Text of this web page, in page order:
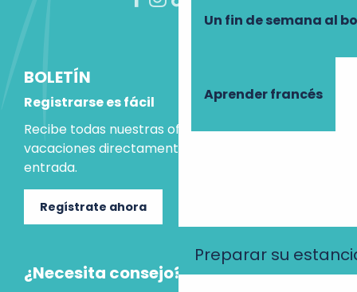
Un fin de semana al
Aprender francés
Preparar su
BOLETÍN
Registrarse es fácil
Recibe todas nuestras ofertas e ideas para las
vacaciones directamente en tu bandeja de
entrada.
Regístrate ahora
¿Necesita consejo?